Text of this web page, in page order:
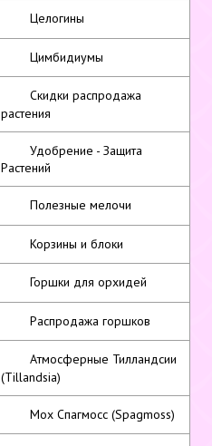
Целогины
Цимбидиумы
Скидки распродажа
растения
Удобрение - Защита
Растений
Полезные мелочи
Корзины и блоки
Горшки для орхидей
Распродажа горшков
Атмосферные Тилландсии
(Tillandsia)
Мох Спагмосс (Spagmoss)